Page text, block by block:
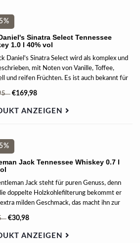
Sinatra Select Tennessee
1.0 l 40% vol
Daniel's Sinatra Select wird als komplex und
mit Noten von Vanille, Toffee,
und reifen Früchten. Es ist auch bekannt für
samtigen Abgang mit einer milden Süße.
€169,98
ANZEIGEN
Jack Tennessee Whiskey 0.7 l
Jack steht für puren Genuss, denn
doppelte Holzkohlefilterung bekommt er
milden Geschmack, das macht ihn zur
auch für Neulinge zum perfekten Einstieg.
€30,98
ANZEIGEN